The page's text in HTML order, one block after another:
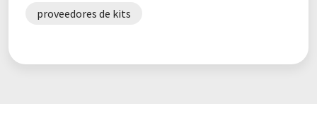
proveedores de kits